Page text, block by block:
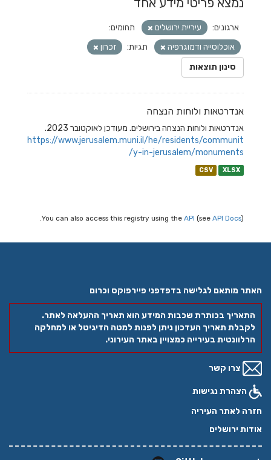
ארגונים: עיריית ירושלים
תחומים:
אוכלוסייה ודמוגרפיה
תגיות:
זכרון
סינון תוצאות
אנדרטאות ולוחות הנצחה
אנדרטאות ולוחות הנצחה בירושלים. מעודכן לאוקטובר 2023.
https://www.jerusalem.muni.il/he/residents/communit
y-in-jerusalem/monuments/
CSV XLSX
You can also access this registry using the API (see API Docs).
האתר מותאם לגלישה בדפדפני פיירפוקס וכרום
התאריך בכותרת שכבות המידע הוא תאריך ההעלאה לאתר.
לקבלת תאריך העדכון ניתן לפנות למטה הדיגיטל או למחלקה
הרלוונטית בעירייה כמצויין באתר העירוני.
צרו קשר
הצהרת נגישות
חזרה לאתר העיריה
אודות ירושלים